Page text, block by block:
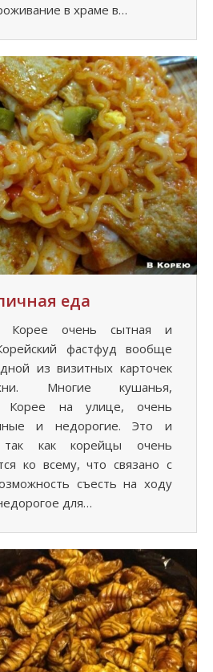
в храме в…
еда
Корее очень сытная и
фастфуд вообще
из визитных карточек
Многие кушанья,
Корее на улице, очень
и недорогие. Это и
так как корейцы очень
ко всему, что связано с
съесть на ходу
для…